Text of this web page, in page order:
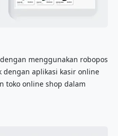
menggunakan robopos
aplikasi kasir online
toko online shop dalam